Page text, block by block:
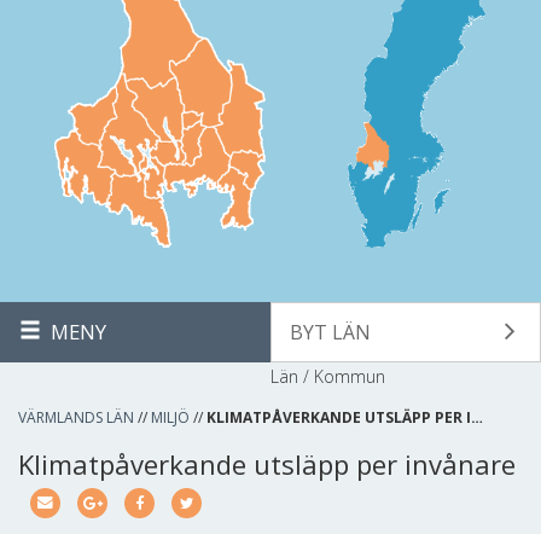
MENY BYT LÄN
Län / Kommun
VÄRMLANDS LÄN // MILJÖ // KLIMATPÅVERKANDE UTSLÄPP PER I…
Klimatpåverkande utsläpp per invånare